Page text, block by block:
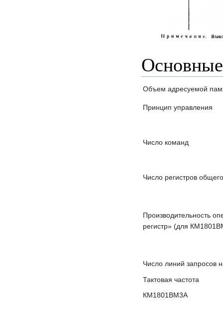
Объем адресуемой
Принцип управления
Число команд
Число регистров
Производительность
регистр» (для
Число линий запросов
Тактовая частота
КМ1801ВМ3А